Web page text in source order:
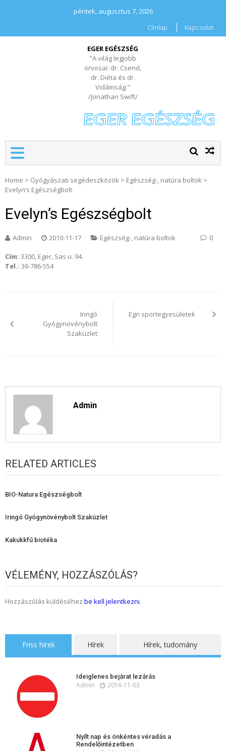
péntek, augusztus 7, 2026
Címlap
Kapcsolat
EGER EGÉSZSÉG
"A világ legjobb
orvosai: dr. Csend,
dr. Diéta és dr.
Vidámság."
/Jonathan Swift/
Home > Gyógyászati segédeszközök > Egészség-, natúra boltok >
Evelyn’s Egészségbolt
Evelyn’s Egészségbolt
Admin 2010-11-17 Egészség-, natúra boltok 0
Cím: 3300, Eger, Sas u. 94.
Tel.: 36-786-554
Iringó
Gyógynövénybolt
Szaküzlet
Egri sportegyesületek
Admin
RELATED ARTICLES
BIO-Natura Egészségbolt
Iringó Gyógynövénybolt Szaküzlet
Kakukkfű biotéka
VÉLEMÉNY, HOZZÁSZÓLÁS?
Hozzászólás küldéséhez be kell jelentkezni.
Friss hírek Hírek Hírek, tudomány
Ideiglenes bejárat lezárás
Admin 2016-11-03
Nyílt nap és önkéntes véradás a
Rendelőintézetben